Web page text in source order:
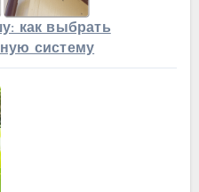
как выбрать
систему